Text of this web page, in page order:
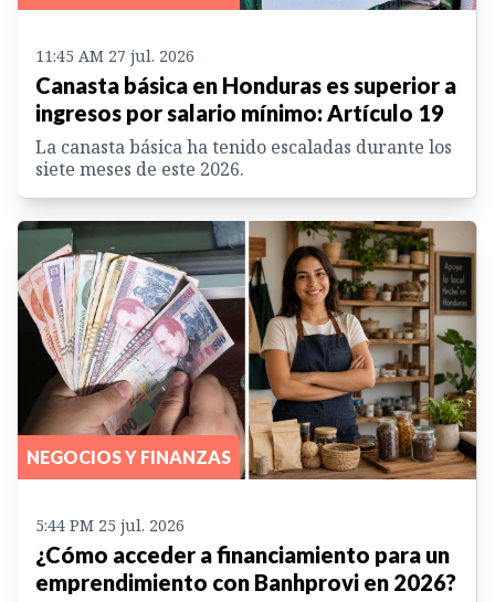
11:45 AM 27 jul. 2026
Canasta básica en Honduras es superior a
ingresos por salario mínimo: Artículo 19
La canasta básica ha tenido escaladas durante los
siete meses de este 2026.
NEGOCIOS Y FINANZAS
5:44 PM 25 jul. 2026
¿Cómo acceder a financiamiento para un
emprendimiento con Banhprovi en 2026?